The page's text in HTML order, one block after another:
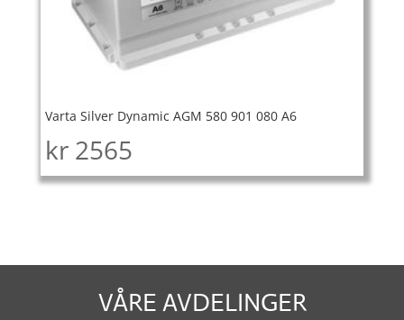
Varta Silver Dynamic AGM 580 901 080 A6
kr 2565
VÅRE AVDELINGER